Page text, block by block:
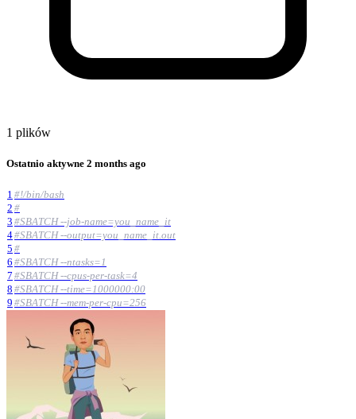
1 plików
Ostatnio aktywne 2 months ago
1 #!/bin/bash
2 #
3 #SBATCH --job-name=you_name_it
4#SBATCH --output=you_name_it.out
5 #
6 #SBATCH --ntasks=1
7 #SBATCH --cpus-per-task=4
8 #SBATCH --time=1000000:00
9 #SBATCH --mem-per-cpu=256